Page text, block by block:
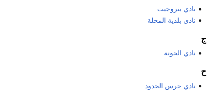
نادي بتروجيت
نادي بلدية المحلة
ج
نادي الجونة
ح
نادي حرس الحدود